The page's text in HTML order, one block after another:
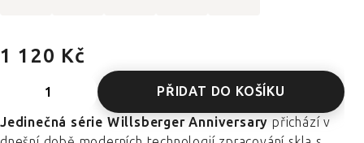
1 120 Kč
PŘIDAT DO KOŠÍKU
Jedinečná série Willsberger Anniversary přichází v